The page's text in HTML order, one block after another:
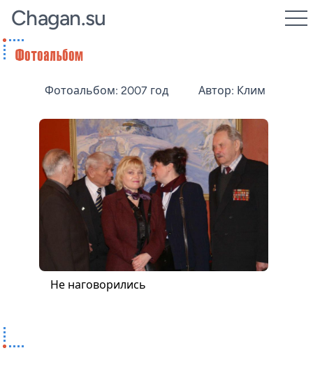
Chagan.su
Фотоальбом: 2007 год Автор: Клим
Не наговорились